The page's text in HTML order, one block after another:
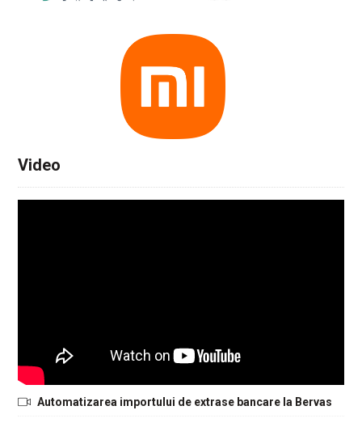
Video
Automatizarea importului de extrase bancare la Bervas